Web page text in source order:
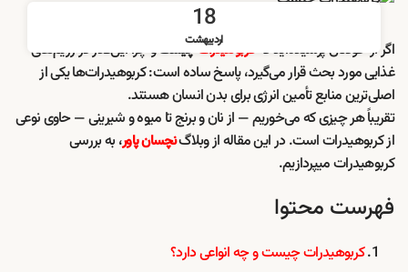
18
اردیبهشت اگر از خودتان پرسیده‌اید کهکربوهیدرات چیستو چرا این‌قدر در رژیم‌های
غذایی مورد بحث قرار می‌گیرد، پاسخ ساده است: کربوهیدرات‌ها یکی از
اصلی‌ترین منابع تأمین انرژی برای بدن انسان هستند.
تقریباً هر چیزی که می‌خوریم — از نان و برنج تا میوه و شیرینی — حاوی نوعی
از کربوهیدرات است. در این مقاله از وبلاگنچسان پاور، به بررسی
کربوهیدرات میپردازیم.
فهرست محتوا
کربوهیدرات چیست و چه انواعی دارد؟